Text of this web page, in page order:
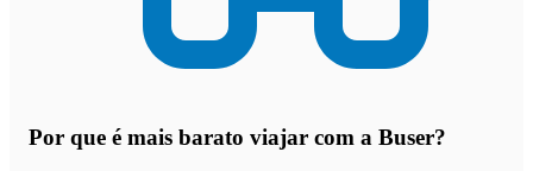
Por que é mais barato viajar com a Buser?